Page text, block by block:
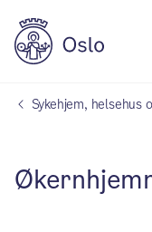
Sykehjem, helsehus